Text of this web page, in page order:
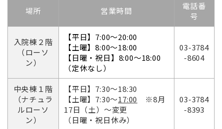
場所 営業時間
電話番
号
入院棟２階
（ローソ
ン）
【平日】7:00～20:00
【土曜】8:00～18:00
【日曜・祝日】8:00～18:00
（定休なし）
03-3784
-8604
中央棟１階
（ナチュラ
ルローソ
ン）
【平日】7:30～18:30
【土曜】7:30～17:00
※8月
17日（土）～変更
（日曜・祝日休み）
03-3784
-8393